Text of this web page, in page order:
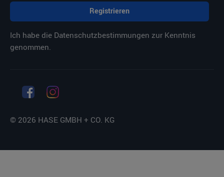
Registrieren
Ich habe die Datenschutzbestimmungen zur Kenntnis
genommen.
© 2026 HASE GMBH + CO. KG